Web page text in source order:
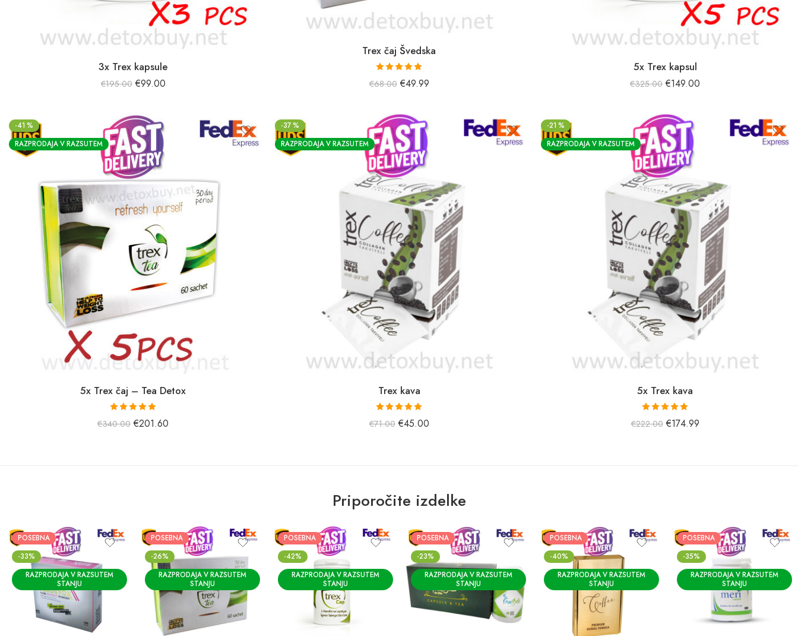
Trex čaj Švedska
Prejel je
€68.00 €49.99
3x Trex kapsule
€195.00 €99.00
5x Trex kapsul
€325.00 €149.00
-41 %
RAZPRODAJA V RAZSUTEM
5x Trex čaj – Tea Detox
Prejel je
€340.00 €201.60
-37 %
RAZPRODAJA V RAZSUTEM
Trex kava
Prejel je
€71.00 €45.00
-21 %
RAZPRODAJA V RAZSUTEM
5x Trex kava
Prejel je
€222.00 €174.99
Priporočite izdelke
POSEBNA
-33%
RAZPRODAJA V RAZSUTEM
STANJU
POSEBNA
-26%
RAZPRODAJA V RAZSUTEM
STANJU
POSEBNA
-42%
RAZPRODAJA V RAZSUTEM
STANJU
POSEBNA
-23%
RAZPRODAJA V RAZSUTEM
STANJU
POSEBNA
-40%
RAZPRODAJA V RAZSUTEM
STANJU
POSEBNA
-35%
RAZPRODAJA V RAZSUTEM
STANJU